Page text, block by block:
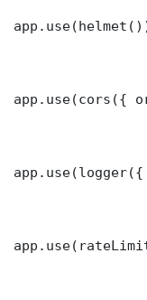
app.use(cors({